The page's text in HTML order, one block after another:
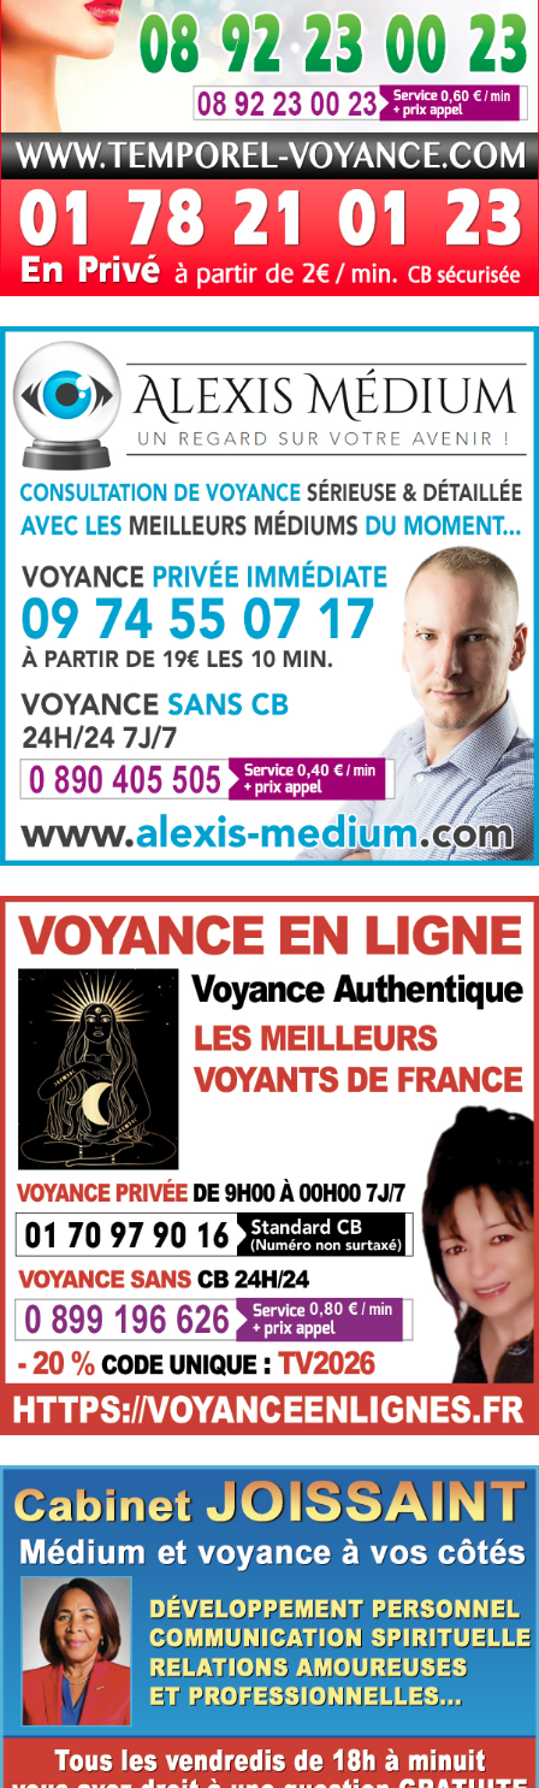
Cabinet Temporel Voyance en ligne
Voyance par téléphone de qualité en direct ou en
consultation privée immédiate.
Cabinet voyance
Consultation de Voyance par téléphone de qualité et
sérieuse
Médium
Voyant et médium par téléphone en consultation
immédiate